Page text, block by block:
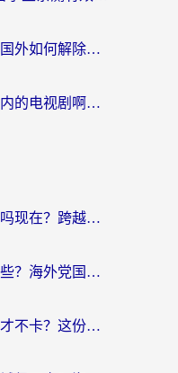
海外党必看：腾讯视频在国外如何解除地域限制？附优酷咪咕使用指南
在国外用什么软件能看国内的电视剧啊？留学生亲测有效的回国加速方案
在欧洲可以打战双帕弥什吗现在？跨越延迟墙的实战指南
国外奇迹暖暖加速器有哪些？海外党国服游戏畅玩终极指南（附亲测推荐）
在意大利，怎么玩家国梦才不卡？这份终极加速指南请收好